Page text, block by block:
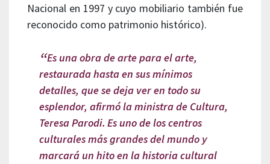
Nacional en 1997 y cuyo mobiliario también fue
reconocido como patrimonio histórico).
Es una obra de arte para el arte,
restaurada hasta en sus mínimos
detalles, que se deja ver en todo su
esplendor, afirmó la ministra de Cultura,
Teresa Parodi. Es uno de los centros
culturales más grandes del mundo y
marcará un hito en la historia cultural